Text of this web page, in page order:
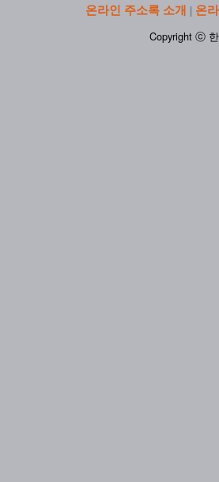
온라인 주소록 소개 | 온
Copyright ⓒ